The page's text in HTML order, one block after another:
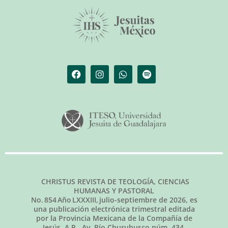
CHRISTUS REVISTA DE TEOLOGÍA, CIENCIAS
HUMANAS Y PASTORAL
No.854Año LXXXIII, julio-septiembre de 2026, es
una publicación electrónica trimestral editada
por la Provincia Mexicana de la Compañía de